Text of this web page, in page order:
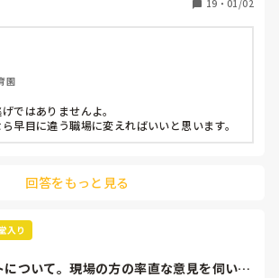
育も
になればいいんだね
ことは難しそうです。
うと思っていましたが
と、過去辞めた人も何年も言われ続けて
19 ・ 01/02
園
ではありませんよ。
早目に違う職場に変えればいいと思います。
回答をもっと見る
入り
ついて。現場の方の率直な意見を伺いた